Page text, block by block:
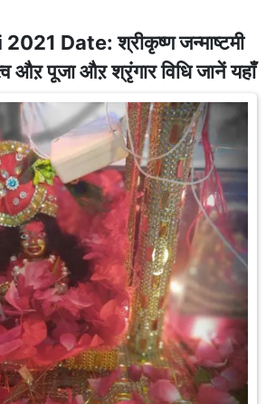
Date: श्रीकृष्ण जन्माष्टमी
औऱ पूजा औऱ श्रृंगार विधि जानें यहाँ